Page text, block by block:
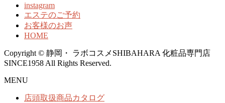
instagram
エステのご予約
お客様のお声
HOME
Copyright © 静岡・ ラボコスメSHIBAHARA 化粧品専門店
SINCE1958 All Rights Reserved.
MENU
店頭取扱商品カタログ